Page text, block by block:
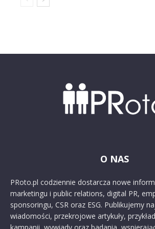
O NAS
PRoto.pl codziennie dostarcza nowe
marketingu i public relations, digital PR,
sponsoringu, CSR oraz ESG. Publikujemy
wiadomości, przekrojowe artykuły,